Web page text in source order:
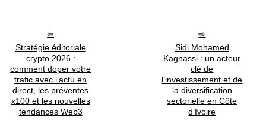
Stratégie éditoriale
crypto 2026 :
comment doper votre
trafic avec l’actu en
direct, les préventes
x100 et les nouvelles
tendances Web3
Sidi Mohamed
Kagnassi : un acteur
clé de
l’investissement et de
la diversification
sectorielle en Côte
d’Ivoire